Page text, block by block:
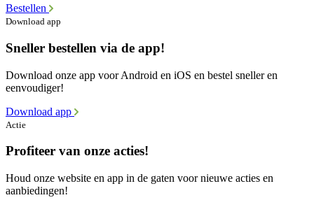
Bestellen
Download app
Sneller bestellen via de app!
Download onze app voor Android en iOS en bestel sneller en
eenvoudiger!
Download app
Actie
Profiteer van onze acties!
Houd onze website en app in de gaten voor nieuwe acties en
aanbiedingen!